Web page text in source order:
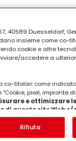
a mano a mano
come sta
40589 Duesseldorf,
insieme come co-
cookie e altre
accedere a
co-titolari come
pixel, impronte
e ottimizzare
questo sito Web e/
interazioni commerciali
acquisti dei nostri
individuali su di te
Rifiuta